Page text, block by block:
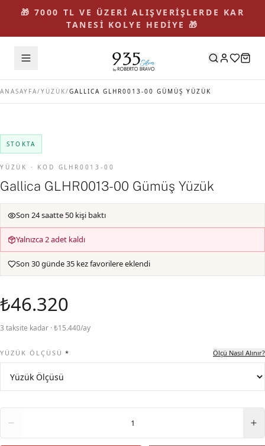
🎁 7000 TL VE ÜZERİ ALIŞVERİŞLERDE KAR
TANESİ KOLYE HEDİYE 🎁
ANASAYFA/YÜZÜK/GALLICA GLHR0013-00 GÜMÜŞ YÜZÜK
STOKTA
YÜZÜK · KOD GLHR0013-00
Gallica GLHR0013-00 Gümüş Yüzük
Son 24 saatte 50 kişi baktı
Yalnızca 2 adet kaldı
Son 30 günde 35 kez favorilere eklendi
₺46.320
3 taksite kadar · ₺15.440/ay
YÜZÜK ÖLÇÜSÜ * Ölçü Nasıl Alınır?
1